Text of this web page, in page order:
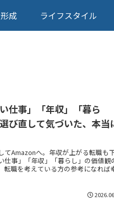
成 ライフスタイル
仕事」「年収」「暮ら
び直して気づいた、本当
てAmazonへ。年収が上がる転職も
仕事」「年収」「暮らし」の価値観
転職を考えている方の参考になれば